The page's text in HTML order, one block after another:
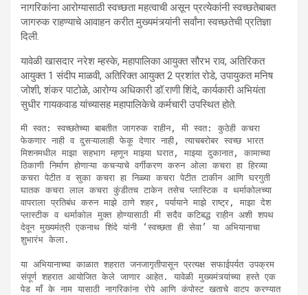
नागरिकांना आरोग्यासाठी स्वच्छता महत्वाची असून प्रत्येकांनी स्वच्छतेबाबत
जागरुक राहण्याचे आवाहन करीत मुख्यमंत्र्यांनी सर्वांना स्वच्छतेची प्रतिज्ञा
दिली.
यावेळी खासदार नरेश म्हस्के, महापालिका आयुक्त सौरभ राव, अतिरिकत
आयुक्त 1 संदीप माळवी, अतिरिक्त आयुक्त 2 प्रशांत रोडे, उपायुकत मनिष
जोशी, शंकर पाटोळे, आरोग्य अधिकारी डॉ.राणी शिंदे, कार्यकारी अभियंता
सुधीर गायकवाड यांच्यासह महापालिकेचे कर्मचारी उपस्थित होते.
मी स्वत: स्वच्छतेच्या बाबतीत जागरुक राहीन, मी स्वत: कुठेही कचरा
फेकणार नाही व दुसऱ्यालाही फेकू देणार नाही, त्याचबरोबर स्वच्छ भारत
मिशनमधील माझा सहभाग म्हणून माझ्या घरात, माझ्या दुकानात, कामाच्या
ठिकाणी निर्माण होणाऱ्या कचऱ्याचे वर्गीकरण करुन ओला कचरा हा हिरव्या
कचरा पेटीत व सुका कचरा हा निळ्या कचरा पेटीत टाकीन आणि घरगुती
घातक कचरा लाल कचरा कुंडीतच टाकेन तसेच प्लास्टिक व थर्माकोलच्या
वापराला प्रतिबंध करुन माझे ठाणे शहर, पर्यायाने माझे राष्ट्र, माझा देश
प्लास्टीक व थर्माकोल मुक्त होण्यासाठी मी सदैव कटिबद्ध राहीन अशी शपथ
देवून मुख्यमंत्री एकनाथ शिंदे यांनी ‘स्वच्छता ही सेवा’ या अभियानाचा
शुभारंभ केला.
या अभियानाच्या काळात शहरात जनजागृतीपासून प्रत्यक्ष सफाईपर्यत उपक्रम
संपूर्ण शहरात आयोजित केले जाणार आहेत. यावेळी मुख्यमंत्र्यांच्या हस्ते एक
पेड माँ के नाम यासाठी नागरिकांना रोपे आणि कंपोस्ट खताचे वाटप करण्यात